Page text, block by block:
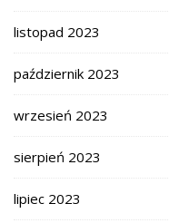
listopad 2023
październik 2023
wrzesień 2023
sierpień 2023
lipiec 2023